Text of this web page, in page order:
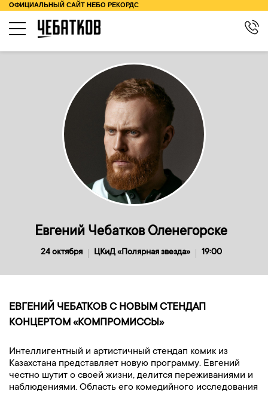
ОФИЦИАЛЬНЫЙ САЙТ НЕБО РЕКОРДС
КОНЦЕРТЫ
О ТУРЕ
КОНТАКТЫ
БИОГРАФИЯ
МЕРЧ
Евгений Чебатков Оленегорске
24 октября ЦКиД «Полярная звезда» 19:00
ЕВГЕНИЙ ЧЕБАТКОВ С НОВЫМ СТЕНДАП
КОНЦЕРТОМ «КОМПРОМИССЫ»
Интеллигентный и артистичный стендап комик из
Казахстана представляет новую программу. Евгений
честно шутит о своей жизни, делится переживаниями и
наблюдениями. Область его комедийного исследования